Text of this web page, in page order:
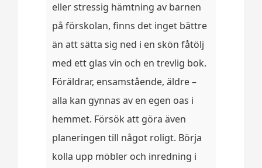
eller stressig hämtning av barnen
på förskolan, finns det inget bättre
än att sätta sig ned i en skön fåtölj
med ett glas vin och en trevlig bok.
Föräldrar, ensamstående, äldre –
alla kan gynnas av en egen oas i
hemmet. Försök att göra även
planeringen till något roligt. Börja
kolla upp möbler och inredning i